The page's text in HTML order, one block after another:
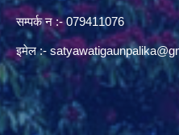
सम्पर्क न‌ :- 079411076
इमेल :-